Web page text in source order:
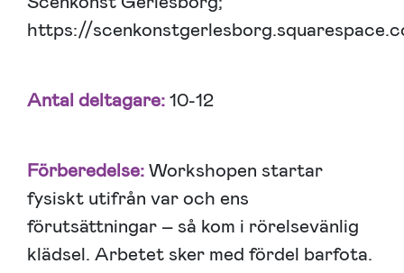
https://
Antal deltagare:10-12
Förberedelse:Workshopen startar
fysiskt utifrån var och ens
förutsättningar – så kom i rörelsevänlig
klädsel. Arbetet sker med fördel barfota.